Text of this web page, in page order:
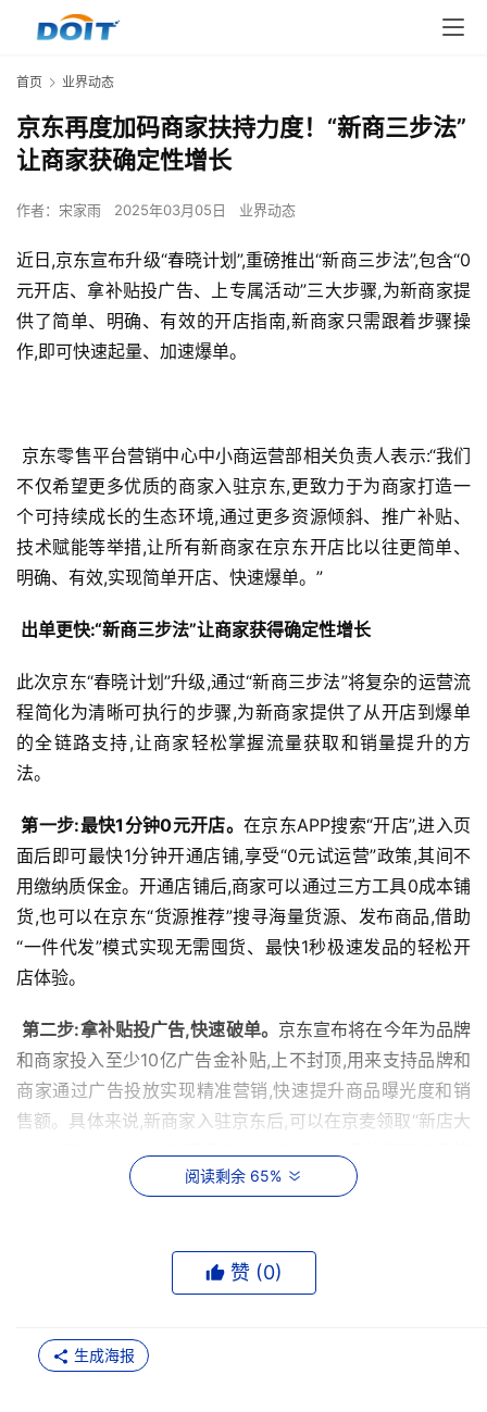
首页 业界动态
京东再度加码商家扶持力度！“新商三步法”
让商家获确定性增长
作者： 宋家雨 2025年03月05日 业界动态
近日,京东宣布升级“春晓计划”,重磅推出“新商三步法”,包含“0
元开店、拿补贴投广告、上专属活动”三大步骤,为新商家提
供了简单、明确、有效的开店指南,新商家只需跟着步骤操
作,即可快速起量、加速爆单。
京东零售平台营销中心中小商运营部相关负责人表示:“我们
不仅希望更多优质的商家入驻京东,更致力于为商家打造一
个可持续成长的生态环境,通过更多资源倾斜、推广补贴、
技术赋能等举措,让所有新商家在京东开店比以往更简单、
明确、有效,实现简单开店、快速爆单。”
出单更快:“新商三步法”让商家获得确定性增长
此次京东“春晓计划”升级,通过“新商三步法”将复杂的运营流
程简化为清晰可执行的步骤,为新商家提供了从开店到爆单
的全链路支持,让商家轻松掌握流量获取和销量提升的方
法。
第一步:最快1分钟0元开店。 在京东APP搜索“开店”,进入页
面后即可最快1分钟开通店铺,享受“0元试运营”政策,其间不
用缴纳质保金。开通店铺后,商家可以通过三方工具0成本铺
货,也可以在京东“货源推荐”搜寻海量货源、发布商品,借助
“一件代发”模式实现无需囤货、最快1秒极速发品的轻松开
店体验。
第二步:拿补贴投广告,快速破单。 京东宣布将在今年为品牌
和商家投入至少10亿广告金补贴,上不封顶,用来支持品牌和
商家通过广告投放实现精准营销,快速提升商品曝光度和销
售额。具体来说,新商家入驻京东后,可以在京麦领取“新店大
礼包”,其中包含300元无门槛广告红包、免费的经营工具等
价值近万元的新商权益,商家通过广告红包可以一键开启全
属的活动机制,新店铺只需7天完成7单销售,即可在京麦后台
报名参加京东秒杀的新店专属活动,同时将获得搜推冷启扶
阅读剩余 65%
赞 (0)
生成海报